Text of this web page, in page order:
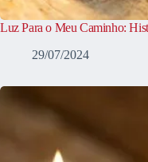
Luz Para o Meu Caminho:
29/07/2024